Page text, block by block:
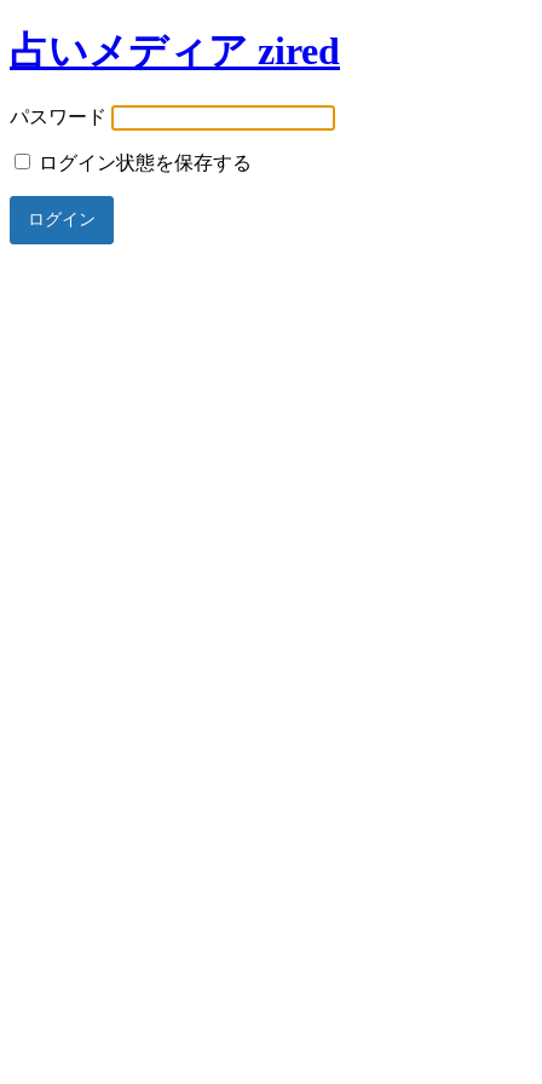
占いメディア zired
パスワード
ログイン状態を保存する